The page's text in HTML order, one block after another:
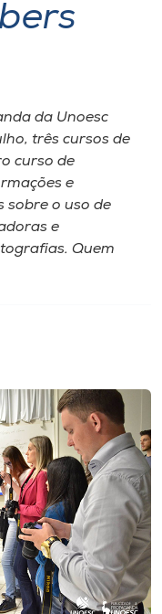
da Unoesc
três cursos de
curso de
e
sobre o uso de
e
Quem